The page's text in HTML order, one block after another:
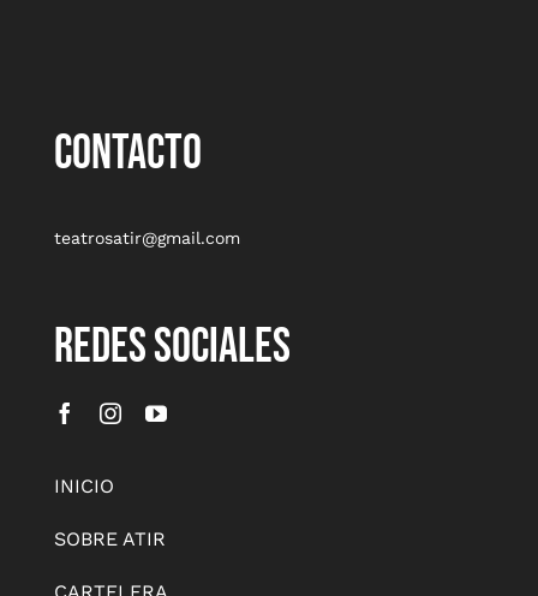
CONTACTO
teatrosatir@gmail.com
REDES SOCIALES
INICIO
SOBRE ATIR